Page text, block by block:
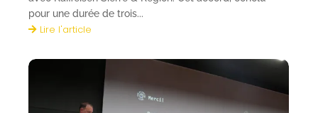
pour une durée de trois...
Lire l'article